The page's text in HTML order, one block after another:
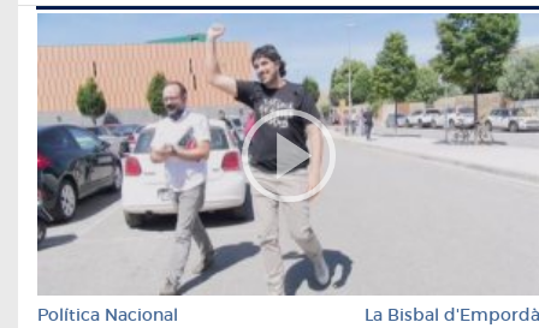
Política Nacional La Bisbal d'Empordà